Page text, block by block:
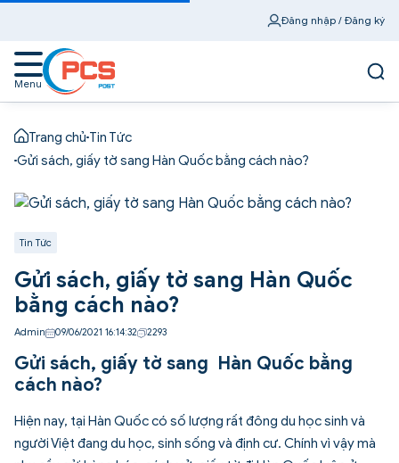
Đăng nhập / Đăng ký
Menu
Trang chủTin Tức
Gửi sách, giấy tờ sang Hàn Quốc bằng cách nào?
Tin Tức
Gửi sách, giấy tờ sang Hàn Quốc
bằng cách nào?
Admin 09/06/2021 16:14:32 2293
Gửi sách, giấy tờ sang Hàn Quốc bằng
cách nào?
Hiện nay, tại Hàn Quốc có số lượng rất đông du học sinh và
người Việt đang du học, sinh sống và định cư. Chính vì vậy mà